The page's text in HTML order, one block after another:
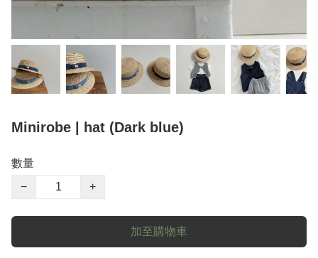
Minirobe | hat (Dark blue)
數量
−
+
加至購物車